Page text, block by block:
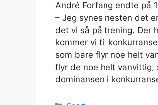
André Forfang endte på
– Jeg synes nesten det
det vi så på trening. Der
kommer vi til
som bare flyr noe helt
flyr de noe helt vanvittig,
dominansen i